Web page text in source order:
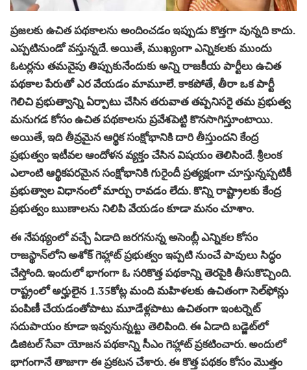
ప్రజలకు ఉచిత పథకాలను అందించడం ఇప్పుడు కొత్తగా వున్నది కాదు.
ఎప్పటినుండో వస్తున్నదే. అయితే, ముఖ్యంగా ఎన్నికలకు ముందు
ఓటర్లను తమవైపు తిప్పుకునేందుకు అన్ని రాజకీయ పార్టీలు ఉచిత
పథకాల పేరుతో ఎర వేయడం మామూలే. కాకపోతే, తీరా ఒక పార్టీ
గెలిచి ప్రభుత్వాన్ని ఏర్పాటు చేసిన తరువాత తప్పనిసరై తమ ప్రభుత్వ
మనుగడ కోసం ఉచిత పథకాలను ప్రవేశపెట్టి కొనసాగిస్తూంటాయి.
అయితే, ఇది తీవ్రమైన ఆర్థిక సంక్షోభానికి దారి తీస్తుందని కేంద్ర
ప్రభుత్వం ఇటీవల ఆందోళన వ్యక్తం చేసిన విషయం తెలిసిందే. శ్రీలంక
ఎలాంటి ఆర్థికపరమైన సంక్షోభానికి గురైందీ ప్రత్యక్షంగా చూస్తున్నప్పటికీ
ప్రభుత్వాల విధానంలో మార్పు రావడం లేదు. కొన్ని రాష్ట్రాలకు కేంద్ర
ప్రభుత్వం ఋణాలను నిలిపి వేయడం కూడా మనం చూశాం.
ఈ నేపథ్యంలో వచ్చే ఏడాది జరగనున్న అసెంబ్లీ ఎన్నికల కోసం
రాజస్థాన్‌లోని అశోక్ గెహ్లాట్ ప్రభుత్వం ఇప్పటి నుంచే పావులు సిద్ధం
చేస్తోంది. ఇందులో భాగంగా ఓ సరికొత్త పథకాన్ని తెరపైకి తీసుకొచ్చింది.
రాష్ట్రంలో అర్హులైన 1.35కోట్ల మంది మహిళలకు ఉచితంగా సెల్‌ఫోన్లు
పంపిణీ చేయడంతోపాటు మూడేళ్లపాటు ఉచితంగా ఇంటర్నెట్
సదుపాయం కూడా ఇవ్వనున్నట్టు తెలిపింది. ఈ ఏడాది బడ్జెట్‌లో
డిజిటల్ సేవా యోజన పథకాన్ని సీఎం గెహ్లాట్ ప్రకటించారు. అందులో
భాగంగానే తాజాగా ఈ ప్రకటన చేశారు. ఈ కొత్త పథకం కోసం మొత్తం